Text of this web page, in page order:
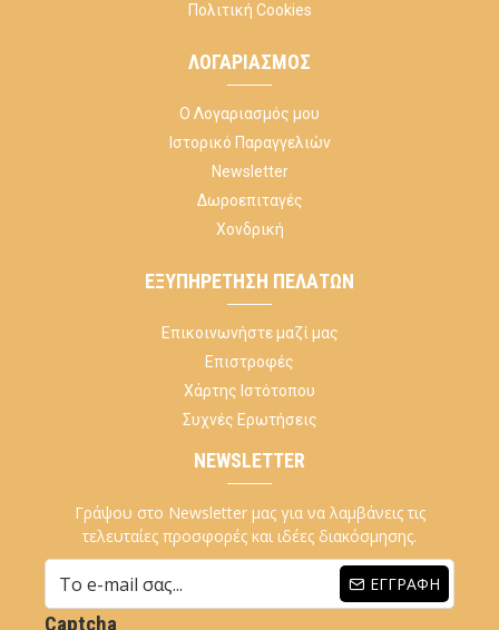
Πολιτική Cookies
ΛΟΓΑΡΙΑΣΜΌΣ
Ο Λογαριασμός μου
Ιστορικό Παραγγελιών
Newsletter
Δωροεπιταγές
Χονδρική
ΕΞΥΠΗΡΈΤΗΣΗ ΠΕΛΑΤΏΝ
Επικοινωνήστε μαζί μας
Επιστροφές
Χάρτης Ιστότοπου
Συχνές Ερωτήσεις
NEWSLETTER
Γράψου στο Newsletter μας για να λαμβάνεις τις
τελευταίες προσφορές και ιδέες διακόσμησης.
ΕΓΓΡΑΦΉ
Captcha